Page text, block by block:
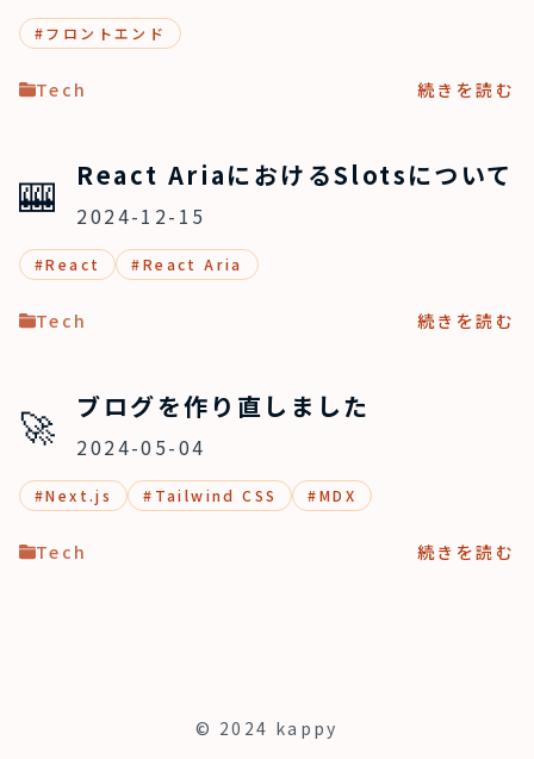
#フロントエンド
Tech 続きを読む
🎰 React AriaにおけるSlotsについて
2024-12-15
#React #React Aria
Tech 続きを読む
🚀 ブログを作り直しました
2024-05-04
#Next.js # Tailwind CSS #MDX
Tech 続きを読む
© 2024 kappy